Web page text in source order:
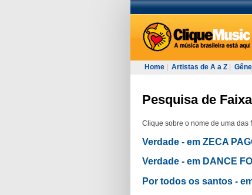
Home Artistas de A a Z
Pesquisa de
Clique sobre o nome de uma das
Verdade - em ZECA
Verdade - em DANCE
Por todos os santos -